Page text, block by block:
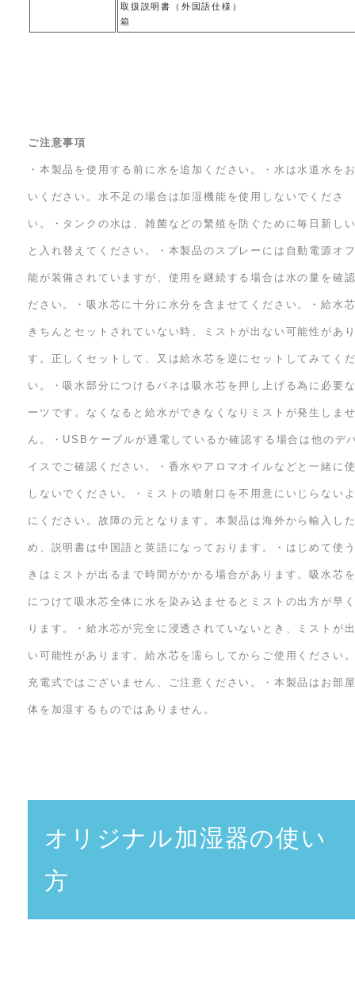
取扱説明書（外国語仕様）
箱
ご注意事項
・本製品を使用する前に水を追加ください。・水は水道水を
いください。水不足の場合は加湿機能を使用しないでくださ
い。・タンクの水は、雑菌などの繁殖を防ぐために毎日新し
と入れ替えてください。・本製品のスプレーには自動電源オ
能が装備されていますが、使用を継続する場合は水の量を確
ださい。・吸水芯に十分に水分を含ませてください。・給水
きちんとセットされていない時、ミストが出ない可能性があ
す。正しくセットして、又は給水芯を逆にセットしてみてく
い。・吸水部分につけるバネは吸水芯を押し上げる為に必要
ーツです。なくなると給水ができなくなりミストが発生しま
ん。・USBケーブルが通電しているか確認する場合は他のデ
イスでご確認ください。・香水やアロマオイルなどと一緒に
しないでください。・ミストの噴射口を不用意にいじらない
にください。故障の元となります。本製品は海外から輸入し
め、説明書は中国語と英語になっております。・はじめて使
きはミストが出るまで時間がかかる場合があります。吸水芯
につけて吸水芯全体に水を染み込ませるとミストの出方が早
ります。・給水芯が完全に浸透されていないとき、ミストが
い可能性があります。給水芯を濡らしてからご使用ください
充電式ではございません、ご注意ください。・本製品はお部
体を加湿するものではありません。
オリジナル加湿器の使い
方